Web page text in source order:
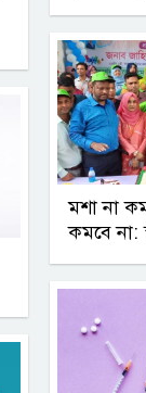
মশা না
কমবে না: